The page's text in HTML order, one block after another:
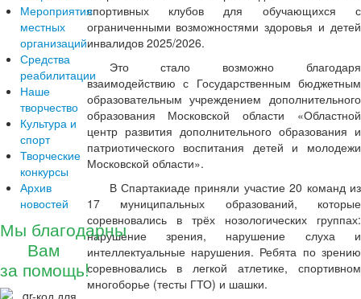
спортивных клубов для обучающихся с
ограниченными возможностями здоровья и детей
инвалидов 2025/2026.
Это стало возможно благодаря
взаимодействию с Государственным бюджетным
образовательным учреждением дополнительного
образования Московской области «Областной
центр развития дополнительного образования и
патриотического воспитания детей и молодежи
Московской области».
В Спартакиаде приняли участие 20 команд из
17 муниципальных образований, которые
соревновались в трёх нозологических группах:
нарушение зрения, нарушение слуха и
интеллектуальные нарушения. Ребята по зрению
соревновались в легкой атлетике, спортивном
многоборье (тесты ГТО) и шашки.
Мероприятия
местных
организаций
Средства
реабилитации
Наше
творчество
Культура и
спорт
Творческие
конкурсы
Архив
новостей
Мы благодарны
Вам
за помощь!